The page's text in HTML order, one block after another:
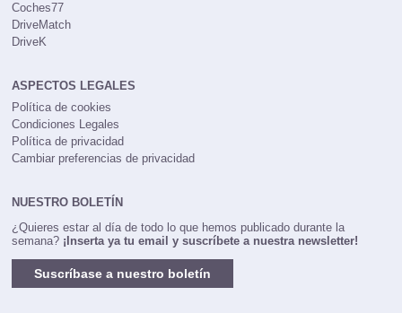
Coches77
DriveMatch
DriveK
ASPECTOS LEGALES
Política de cookies
Condiciones Legales
Política de privacidad
Cambiar preferencias de privacidad
NUESTRO BOLETÍN
¿Quieres estar al día de todo lo que hemos publicado durante la
semana? ¡Inserta ya tu email y suscríbete a nuestra newsletter!
Suscríbase a nuestro boletín